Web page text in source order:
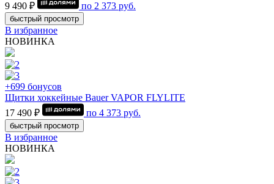
9 490 ₽
по 2 373 руб.
быстрый просмотр
В избранное
НОВИНКА
+699 бонусов
Щитки хоккейные Bauer VAPOR FLYLITE
17 490 ₽
по 4 373 руб.
быстрый просмотр
В избранное
НОВИНКА